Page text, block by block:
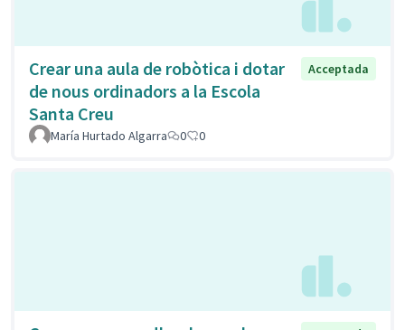
Crear una aula de robòtica i dotar
de nous ordinadors a la Escola
Santa Creu
Acceptada
María Hurtado Algarra 0 0